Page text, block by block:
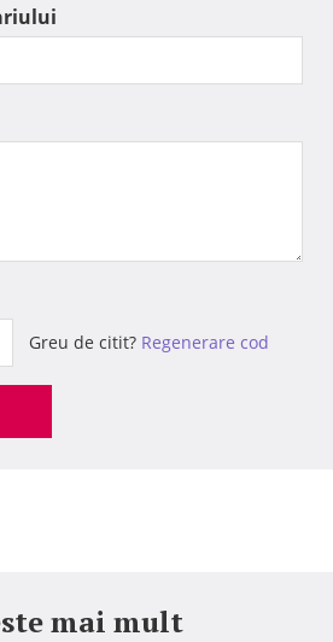
Greu de citit? Regenerare cod
mai mult